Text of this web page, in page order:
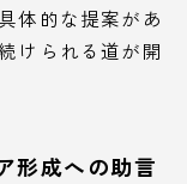
体的な提案があ
けられる道が開
形成への助言